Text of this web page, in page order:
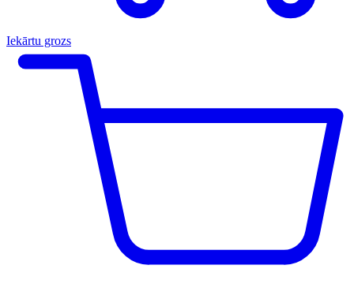
Iekārtu grozs